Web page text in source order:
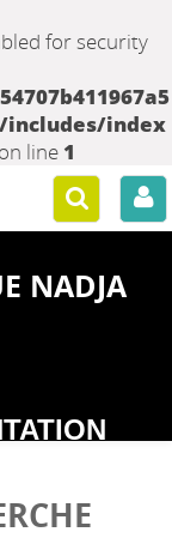
for security
includes/index
on line 1
NADJA